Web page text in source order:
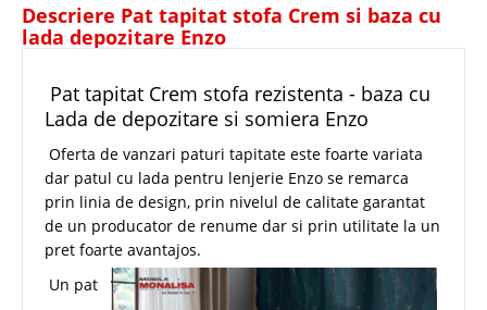
Descriere Pat tapitat stofa Crem si baza cu
lada depozitare Enzo
Pat tapitat Crem stofa rezistenta - baza cu
Lada de depozitare si somiera Enzo
Oferta de vanzari paturi tapitate este foarte variata
dar patul cu lada pentru lenjerie Enzo se remarca
prin linia de design, prin nivelul de calitate garantat
de un producator de renume dar si prin utilitate la un
pret foarte avantajos.
Un pat